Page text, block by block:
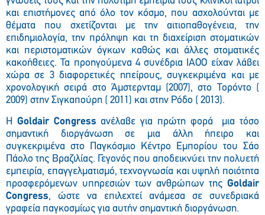
και επιστήμονες από όλο τον κόσμο, που ασχολούνται με
θέματα που σχετίζονται με την αιτιοπαθογένεια, την
επιδημιολογία, την πρόληψη και τη διαχείριση στοματικών
και περιστοματικών όγκων καθώς και άλλες στοματικές
κακοήθειες. Τα προηγούμενα 4 συνέδρια IAOO είχαν λάβει
χώρα σε 3 διαφορετικές ηπείρους, συγκεκριμένα και με
χρονολογική σειρά στο Άμστερνταμ (2007), στο Τορόντο (
2009) στην Σιγκαπούρη ( 2011) και στην Ρόδο ( 2013).
H Goldair Congress ανέλαβε για πρώτη φορά μια τόσο
σημαντική διοργάνωση σε μια άλλη ήπειρο και
συγκεκριμένα στο Παγκόσμιο Κέντρο Εμπορίου του Σάο
Πάολο της Βραζιλίας. Γεγονός που αποδεικνύει την πολυετή
εμπειρία, επαγγελματισμό, τεχνογνωσία και υψηλή ποιότητα
προσφερόμενων υπηρεσιών των ανθρώπων της Goldair
Congress, ώστε να επιλεχτεί ανάμεσα σε συνεδριακά
γραφεία παγκοσμίως για αυτήν σημαντική διοργάνωση.